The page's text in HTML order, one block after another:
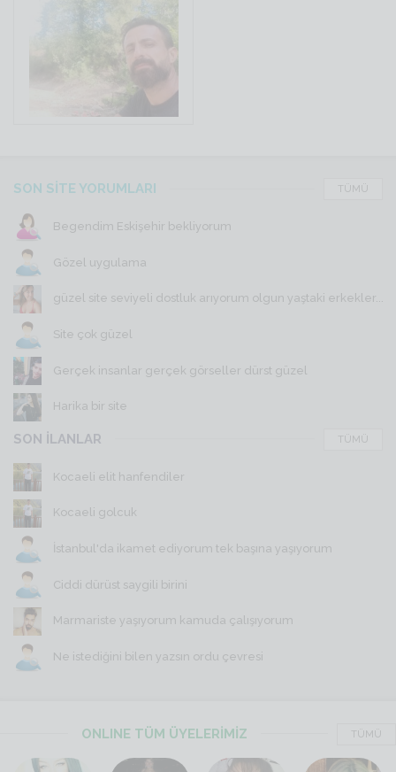
SON SİTE YORUMLARI TÜMÜ
Begendim Eskişehir bekliyorum
Gözel uygulama
güzel site seviyeli dostluk arıyorum olgun yaştaki erkekler...
Site çok güzel
Gerçek insanlar gerçek görseller dürst güzel
Harika bir site
SON İLANLAR TÜMÜ
Kocaeli elit hanfendiler
Kocaeli golcuk
İstanbul'da ikamet ediyorum tek başına yaşıyorum
Ciddi dürüst saygili birini
Marmariste yaşıyorum kamuda çalışıyorum
Ne istediğini bilen yazsın ordu çevresi
ONLINE TÜM ÜYELERİMİZ TÜMÜ